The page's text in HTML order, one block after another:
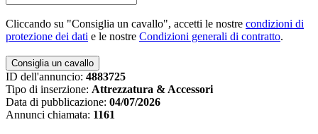
Cliccando su "Consiglia un cavallo", accetti le nostre condizioni di
protezione dei dati e le nostre Condizioni generali di contratto.
ID dell'annuncio: 4883725
Tipo di inserzione: Attrezzatura & Accessori
Data di pubblicazione: 04/07/2026
Annunci chiamata: 1161